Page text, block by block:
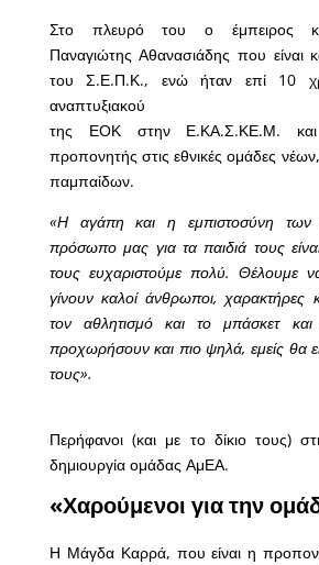
Στο πλευρό του ο έμπειρος
Παναγιώτης Αθανασιάδης που είναι
του Σ.Ε.Π.Κ., ενώ ήταν επί 10
αναπτυξιακού
της ΕΟΚ στην Ε.ΚΑ.Σ.ΚΕ.Μ. και
προπονητής στις εθνικές ομάδες
παμπαίδων.
«Η αγάπη και η εμπιστοσύνη
πρόσωπο μας για τα παιδιά τους
τους ευχαριστούμε πολύ. Θέλουμε
γίνουν καλοί άνθρωποι, χαρακτήρες
τον αθλητισμό και το μπάσκετ
προχωρήσουν και πιο ψηλά, εμείς θα
τους».
Περήφανοι (και με το δίκιο τους)
δημιουργία ομάδας ΑμΕΑ.
«Χαρούμενοι για την
Η Μάγδα Καρρά, που είναι η